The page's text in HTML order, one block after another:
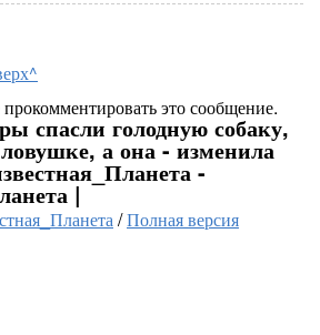
это сообщение.
спасли голодную собаку,
а она - изменила
-
|
/Полная версия